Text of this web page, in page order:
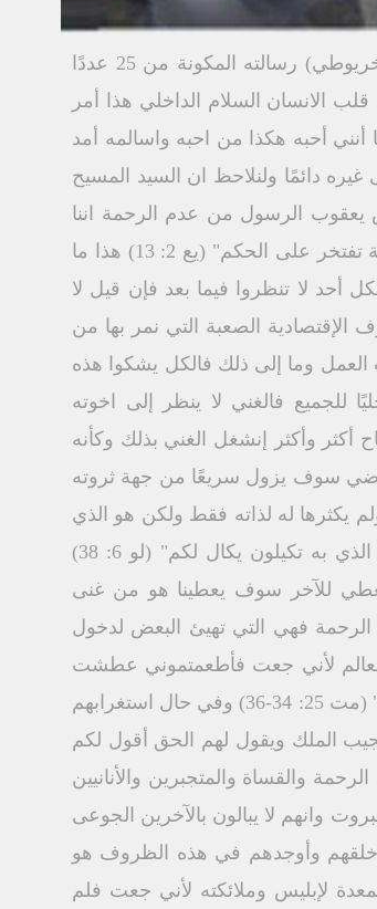
"لتكون لكم الرحمة والسلام والمحبة"(يه 1: 2)هكذا بدأ القديس يهوذا الرسول(ليس الأسخريوطي) رسالته المكونة من 25 عددًا
قلب الانسان السلام الداخلي هذا أمر
أحبه هكذا من احبه واسالمه أمد
دائمًا ولنلاحظ ان السيد المسيح
يرحمون" (مت 5: 7) وقد حذرنا القديس يعقوب الرسول من عدم الرحمة اننا
سوف نحاسب كما نفعل تمامًا بقوله "لأن الحكم هو بلا رحمة لمن لم يعمل رحمة والرحمة تفتخر على الحكم" (يع 2: 13) هذا ما
أحد لا تنظروا فيما بعد فإن قيل لا
الصعبة التي نمر بها من
وما إلى ذلك فالكل يشكوا هذه
للجميع فالغني لا ينظر إلى اخوته
وأكثر إنشغل الغني بذلك وكأنه
بستين وآخر بمئة" (مر 4: 8) وحوله إلى مبدأ أرضي سوف يزول سريعًا من جهة ثروته
يكثرها له لذاته فقط ولكن هو الذي
قال "اعطوا تعطوا كيلًا جيدًا ملبدًا مهزوزًا فائضًا تعطون في أحضانكم لأنه بنفس الكيل الذي به تكيلون يكال لكم" (لو 6: 38)
نعطي للآخر سوف يعطينا هو من غنى
لكي يوضح لنا أهمية أعمال الرحمة فهي التي تهيئ البعض لدخول
لأني جعت فأطعمتموني عطشت
فسيقتموني كنت غريبًا فآويتموني عريانًا فكسوتموني مريضًا فزرتموني محبوسًا فأتيتم إليَّ" (مت 25: 34-36) وفي حال استغرابهم
الملك ويقول لهم الحق أقول لكم
فعلتم" (مت 25: 40) أما ما يفعله رافضي الرحمة والقساة والمتجبرين والأنانيين
وانهم لا يبالون بالآخرين الجوعى
خلقهم وأوجدهم في هذه الظروف هو
لإبليس وملائكته لأني جعت فلم